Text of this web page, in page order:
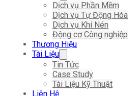
Dịch vụ Phần Mềm
Dịch vụ Tự Động Hóa
Dịch vụ Khí Nén
Động cơ Công nghiệp
Thương Hiệu
Tài Liệu
Tin Tức
Case Study
Tài Liệu Kỹ Thuật
Liên Hệ